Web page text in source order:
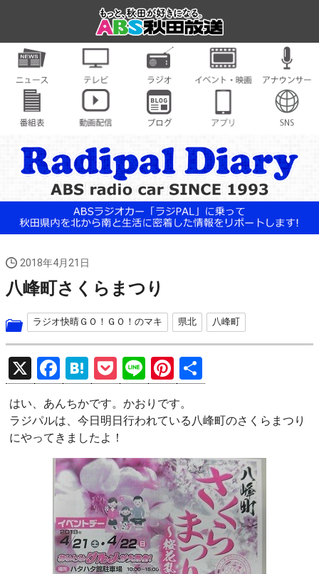
2018年4月21日
八峰町さくらまつり
ラジオ快晴ＧＯ！ＧＯ！のマキ 県北 八峰町
X
F
a
ce
b
o
o
H
at
e
n
a
P
o
ck
et
Li
n
e
Pi
nt
er
t
有
はい、あんちかです。かおりです。
ラジパルは、今日明日行われている八峰町のさくらまつり
にやってきましたよ！